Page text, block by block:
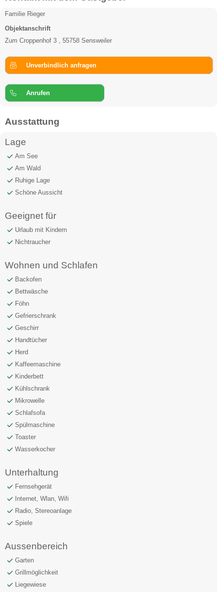
Familie Rieger
Objektanschrift
Zum Croppenhof 3 , 55758 Sensweiler
Unverbindlich anfragen
Anrufen
Ausstattung
Lage
Am See
Am Wald
Ruhige Lage
Schöne Aussicht
Geeignet für
Urlaub mit Kindern
Nichtraucher
Wohnen und Schlafen
Backofen
Bettwäsche
Föhn
Gefrierschrank
Geschirr
Handtücher
Herd
Kaffeemaschine
Kinderbett
Kühlschrank
Mikrowelle
Schlafsofa
Spülmaschine
Toaster
Wasserkocher
Unterhaltung
Fernsehgerät
Internet, Wlan, Wifi
Radio, Stereoanlage
Spiele
Aussenbereich
Garten
Grillmöglichkeit
Liegewiese